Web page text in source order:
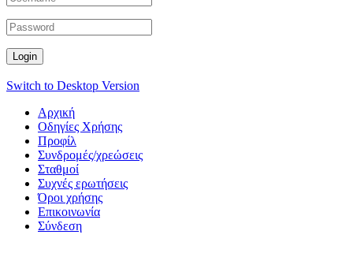
+
−
Switch to Desktop Version
Aρχική
Οδηγίες Χρήσης
Προφίλ
Συνδρομές/χρεώσεις
Σταθμοί
Συχνές ερωτήσεις
Όροι χρήσης
Επικοινωνία
Σύνδεση